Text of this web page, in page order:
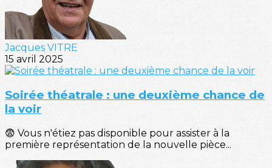
Jacques VITRE
15 avril 2025
Soirée théatrale : une deuxième chance de
la voir
😨 Vous n'étiez pas disponible pour assister à la
première représentation de la nouvelle pièce...